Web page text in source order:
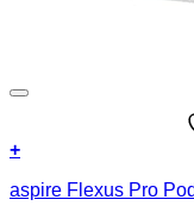
+
aspire Flexus Pro Pod